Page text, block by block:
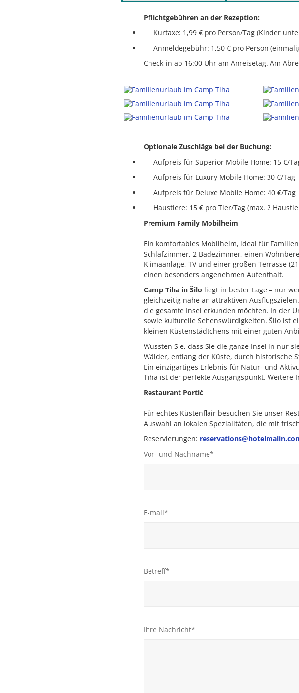
Pflichtgebühren an der Rezeption:
Kurtaxe: 1,99 € pro Person/Tag (Kinder
Anmeldegebühr: 1,50 € pro Person
Check-in ab 16:00 Uhr am Anreisetag. Am
Optionale Zuschläge bei der Buchung:
Aufpreis für Superior Mobile Home: 15 €/
Aufpreis für Luxury Mobile Home: 30 €/Tag
Aufpreis für Deluxe Mobile Home: 40 €/Tag
Haustiere: 15 € pro Tier/Tag (max. 2
Premium Family Mobilheim
Ein komfortables Mobilheim, ideal für
Schlafzimmer, 2 Badezimmer, einen
Klimaanlage, TV und einer großen Terrasse
einen besonders angenehmen Aufenthalt.
Camp Tiha in Šilo liegt in bester Lage – nur
gleichzeitig nahe an attraktiven
die gesamte Insel erkunden möchten. In der
sowie kulturelle Sehenswürdigkeiten. Šilo ist
kleinen Küstenstädtchens mit einer guten
Wussten Sie, dass Sie die ganze Insel in nur
Wälder, entlang der Küste, durch historische
Ein einzigartiges Erlebnis für Natur- und
Tiha ist der perfekte Ausgangspunkt. Weitere
Restaurant Portić
Für echtes Küstenflair besuchen Sie unser
Auswahl an lokalen Spezialitäten, die mit
Reservierungen:
Vor- und Nachname*
E-mail*
Betreff*
Ihre Nachricht*